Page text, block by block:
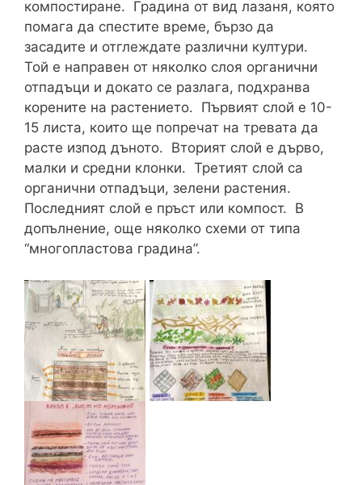
компостиране. Градина от вид лазаня, която
помага да спестите време, бързо да
засадите и отглеждате различни култури.
Той е направен от няколко слоя органични
отпадъци и докато се разлага, подхранва
корените на растението. Първият слой е 10-
15 листа, които ще попречат на тревата да
расте изпод дъното. Вторият слой е дърво,
малки и средни клонки. Третият слой са
органични отпадъци, зелени растения.
Последният слой е пръст или компост. В
допълнение, още няколко схеми от типа
“многопластова градина”.